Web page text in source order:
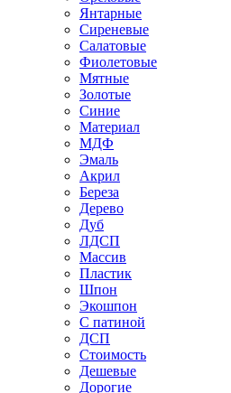
Янтарные
Сиреневые
Салатовые
Фиолетовые
Мятные
Золотые
Синие
Материал
МДФ
Эмаль
Акрил
Береза
Дерево
Дуб
ЛДСП
Массив
Пластик
Шпон
Экошпон
С патиной
ДСП
Стоимость
Дешевые
Дорогие